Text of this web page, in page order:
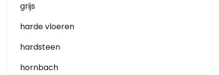
grijs
harde vloeren
hardsteen
hornbach